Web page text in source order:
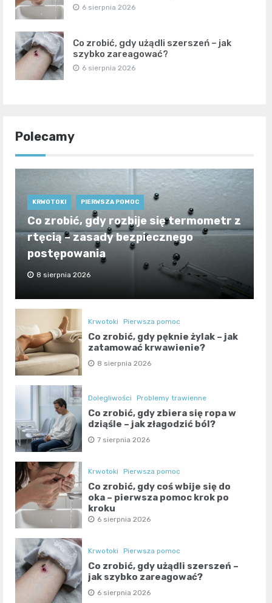
6 sierpnia 2026
Co zrobić, gdy użądli szerszeń – jak
szybko zareagować?
6 sierpnia 2026
Polecamy
KRWOTOKI PIERWSZA POMOC
Co zrobić, gdy rozbije się termometr z
rtęcią – zasady bezpiecznego
postępowania
8 sierpnia 2026
Krwotoki Pierwsza pomoc
Co zrobić, gdy pęknie żylak – jak
zatamować krwawienie?
8 sierpnia 2026
Dolegliwości Problemy trawienne
Co zrobić, gdy zbiera się ropa w
dziąśle – jak złagodzić ból?
7 sierpnia 2026
Krwotoki Pierwsza pomoc
Co zrobić, gdy coś wbije się do
oka – pierwsza pomoc krok po
kroku
6 sierpnia 2026
Krwotoki Pierwsza pomoc
Co zrobić, gdy użądli szerszeń –
jak szybko zareagować?
6 sierpnia 2026